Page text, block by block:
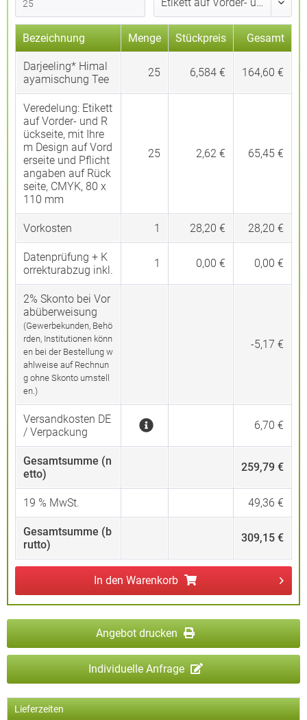
Bezeichnung Menge Stückpreis Gesamt
Darjeeling* Himal
ayamischung Tee
25 6,584 € 164,60 €
Veredelung: Etikett
auf Vorder- und R
ückseite, mit Ihre
m Design auf Vord
erseite und Pflicht
angaben auf Rück
seite, CMYK, 80 x
110 mm
25 2,62 € 65,45 €
Vorkosten 1 28,20 € 28,20 €
Datenprüfung + K
orrekturabzug inkl.
1 0,00 € 0,00 €
2% Skonto bei Vor
abüberweisung
(Gewerbekunden, Behö
rden, Institutionen könn
en bei der Bestellung w
ahlweise auf Rechnun
g ohne Skonto umstell
en.)
-5,17 €
Versandkosten DE
/ Verpackung
6,70 €
Gesamtsumme (n
etto)
259,79 €
19 % MwSt. 49,36 €
Gesamtsumme (b
rutto)
309,15 €
In den Warenkorb
Angebot drucken
Individuelle Anfrage
Lieferzeiten